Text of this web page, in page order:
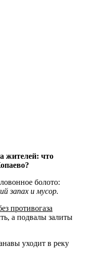
жителей: что
болото:
запах и мусор.
противогаза
а подвалы залиты
уходит в реку